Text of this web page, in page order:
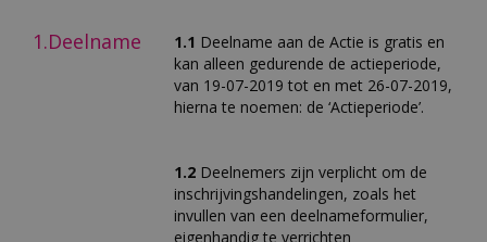
1.Deelname 1.1 Deelname aan de Actie is gratis en
kan alleen gedurende de actieperiode,
van 19-07-2019 tot en met 26-07-2019,
hierna te noemen: de ‘Actieperiode’.
1.2 Deelnemers zijn verplicht om de
inschrijvingshandelingen, zoals het
invullen van een deelnameformulier,
eigenhandig te verrichten